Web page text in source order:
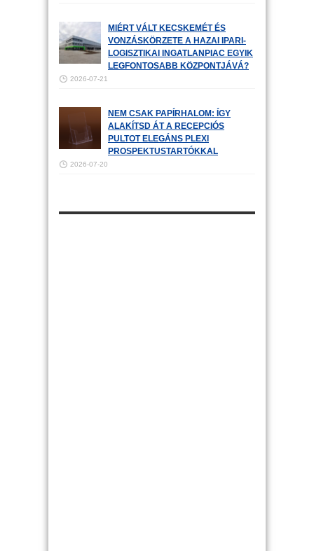
MIÉRT VÁLT KECSKEMÉT ÉS
VONZÁSKÖRZETE A HAZAI IPARI-
LOGISZTIKAI INGATLANPIAC EGYIK
LEGFONTOSABB KÖZPONTJÁVÁ?
2026-07-21
NEM CSAK PAPÍRHALOM: ÍGY
ALAKÍTSD ÁT A RECEPCIÓS
PULTOT ELEGÁNS PLEXI
PROSPEKTUSTARTÓKKAL
2026-07-20